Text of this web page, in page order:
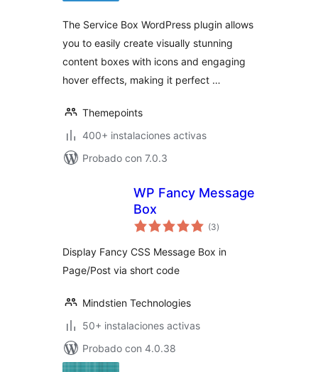
The Service Box WordPress plugin allows
you to easily create visually stunning
content boxes with icons and engaging
hover effects, making it perfect …
Themepoints
400+ instalaciones activas
Probado con 7.0.3
WP Fancy Message
Box
(3total
de
)
Display Fancy CSS Message Box in
Page/Post via short code
Mindstien Technologies
50+ instalaciones activas
Probado con 4.0.38